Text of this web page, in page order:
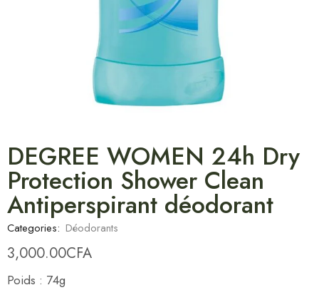
DEGREE WOMEN 24h Dry
Protection Shower Clean
Antiperspirant déodorant
Categories: Déodorants
3,000.00CFA
Poids : 74g